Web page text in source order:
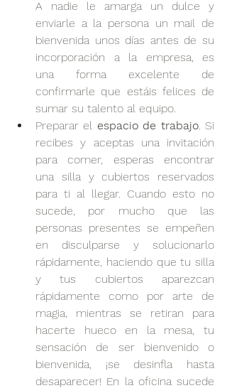
A nadie le amarga un dulce y
enviarle a la persona un mail de
bienvenida unos días antes de su
incorporación a la empresa, es
una forma excelente de
confirmarle que estáis felices de
sumar su talento al equipo.
Preparar el espacio de trabajo. Si
recibes y aceptas una invitación
para comer, esperas encontrar
una silla y cubiertos reservados
para ti al llegar. Cuando esto no
sucede, por mucho que las
personas presentes se empeñen
en disculparse y solucionarlo
rápidamente, haciendo que tu silla
y tus cubiertos aparezcan
rápidamente como por arte de
magia, mientras se retiran para
hacerte hueco en la mesa, tu
sensación de ser bienvenido o
bienvenida, ¡se desinfla hasta
desaparecer! En la oficina sucede